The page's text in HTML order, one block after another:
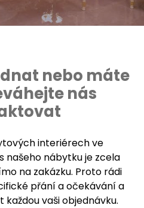
nebo máte
nás
interiérech ve
našeho nábytku je zcela
na zakázku. Proto rádi
přání a očekávání a
každou vaši objednávku.